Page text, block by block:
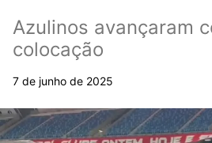
Azulinos avançaram
colocação
7 de junho de 2025